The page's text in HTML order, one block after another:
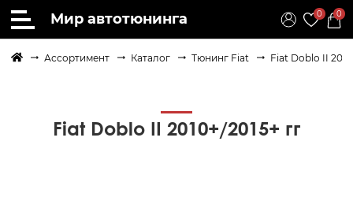
Мир автотюнинга 0 0
Ассортимент Каталог Тюнинг Fiat Fiat Doblo II
Fiat Doblo II 2010+/2015+ гг